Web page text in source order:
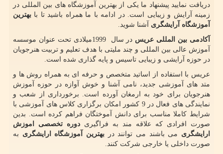
دریافت نمایید پیشنهاد ما یکی از بهترین آموزشگاه های بین المللی در
زمینه آرایش و زیبایی است. در ادامه با ما همراه باشید تا با بهترین
آموزشگاه آرایشگری آشنا شوید.
آکادمی بین المللی عریس در سال 1999میلادی تحت عنوان موسسه
آموزش عالی بین المللی و چند ملیتی با هدف تعلیم و تربیت هنرجویان
در حوزه آرایشی و زیبایی تاسیس و پایه گذاری شده است.
عریس با استفاده از اساتید متخصص و حرفه ای به همراه روش ها و
متد های آموزشی جدید، نامی آشنا و خوش آوازه در حوزه آموزش
هنرجویان برای خود به ارمغان آورده است. برخورداری از شعب و
نمایندگی های فعال در 9 کشور امکان برگزاری کلاس های آموزشی با
شرایط کاملا مناسب برای دانش آموختگان فراهم کرده است. بدین
صورت افرادی که علاقه مند به فراگیری دوره تخصصی اموزش
ارایشگری می باشند می توانند در بهترین آموزشگاه ارایشگری به
صورت داخلی یا خارجی شرکت کنند.